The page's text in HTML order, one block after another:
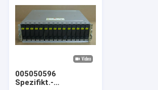
DELL EMC AVAMAR
NETAPP FAS
Huawei-Serverspeicher
005050596
Spezifikt.-